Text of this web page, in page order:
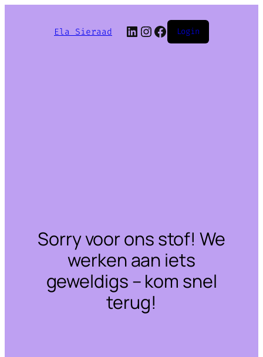
Ela Sieraad LinkedIn
Instagram
Facebook
Login
Sorry voor ons stof! We
werken aan iets
geweldigs – kom snel
terug!